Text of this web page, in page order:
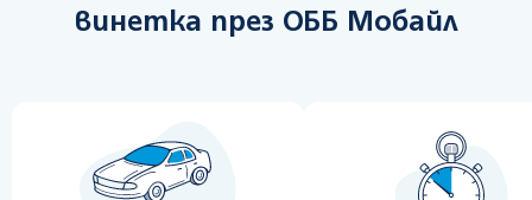
винетка през ОББ Мобайл